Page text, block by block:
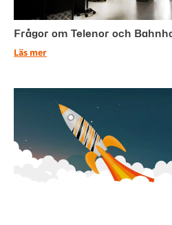
Frågor om Telenor och
Läs mer